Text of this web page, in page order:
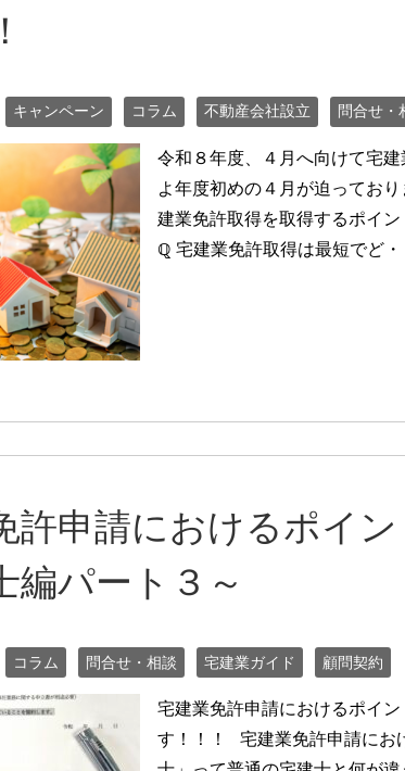
キャンペーン コラム 不動産会社設立 問合せ・
令和８年度、４月へ向けて宅
よ年度初めの４月が迫ってお
建業免許取得を取得するポイ
ℚ 宅建業免許取得は最短でど・
免許申請におけ
編パート３～
コラム 問合せ・相談 宅建業ガイド 顧問契約
宅建業免許申請におけるポイ
す！！！ 宅建業免許申請にお